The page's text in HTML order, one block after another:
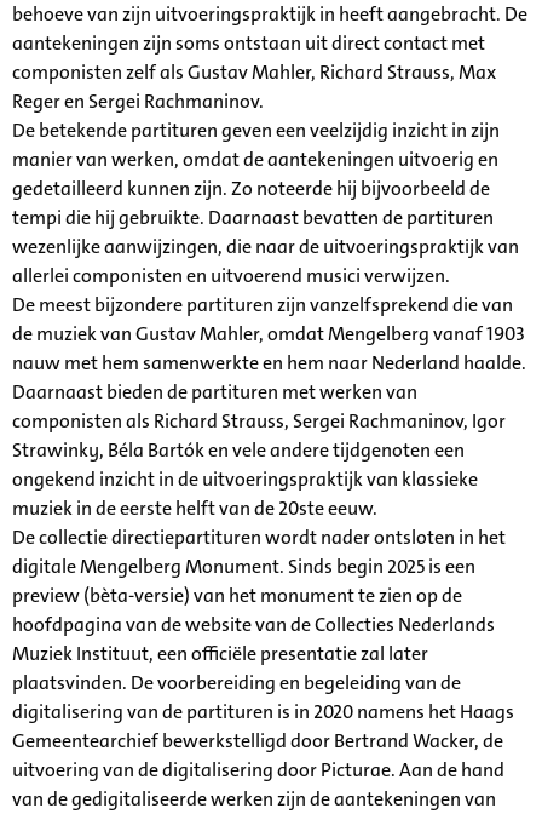
behoeve van zijn uitvoeringspraktijk in heeft aangebracht. De
aantekeningen zijn soms ontstaan uit direct contact met
componisten zelf als Gustav Mahler, Richard Strauss, Max
Reger en Sergei Rachmaninov.
De betekende partituren geven een veelzijdig inzicht in zijn
manier van werken, omdat de aantekeningen uitvoerig en
gedetailleerd kunnen zijn. Zo noteerde hij bijvoorbeeld de
tempi die hij gebruikte. Daarnaast bevatten de partituren
wezenlijke aanwijzingen, die naar de uitvoeringspraktijk van
allerlei componisten en uitvoerend musici verwijzen.
De meest bijzondere partituren zijn vanzelfsprekend die van
de muziek van Gustav Mahler, omdat Mengelberg vanaf 1903
nauw met hem samenwerkte en hem naar Nederland haalde.
Daarnaast bieden de partituren met werken van
componisten als Richard Strauss, Sergei Rachmaninov, Igor
Strawinky, Béla Bartók en vele andere tijdgenoten een
ongekend inzicht in de uitvoeringspraktijk van klassieke
muziek in de eerste helft van de 20ste eeuw.
De collectie directiepartituren wordt nader ontsloten in het
digitale Mengelberg Monument. Sinds begin 2025 is een
preview (bèta-versie) van het monument te zien op de
hoofdpagina van de website van de Collecties Nederlands
Muziek Instituut, een officiële presentatie zal later
plaatsvinden. De voorbereiding en begeleiding van de
digitalisering van de partituren is in 2020 namens het Haags
Gemeentearchief bewerkstelligd door Bertrand Wacker, de
uitvoering van de digitalisering door Picturae. Aan de hand
van de gedigitaliseerde werken zijn de aantekeningen van